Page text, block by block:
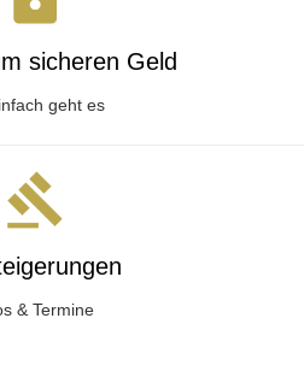
sicheren Geld
geht es
& Termine